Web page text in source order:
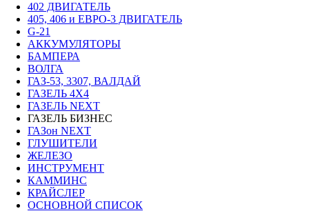
402 ДВИГАТЕЛЬ
405, 406 и ЕВРО-3 ДВИГАТЕЛЬ
G-21
АККУМУЛЯТОРЫ
БАМПЕРА
ВОЛГА
ГАЗ-53, 3307, ВАЛДАЙ
ГАЗЕЛЬ 4Х4
ГАЗЕЛЬ NEXT
ГАЗЕЛЬ БИЗНЕС
ГАЗон NEXT
ГЛУШИТЕЛИ
ЖЕЛЕЗО
ИНСТРУМЕНТ
КАММИНС
КРАЙСЛЕР
ОСНОВНОЙ СПИСОК